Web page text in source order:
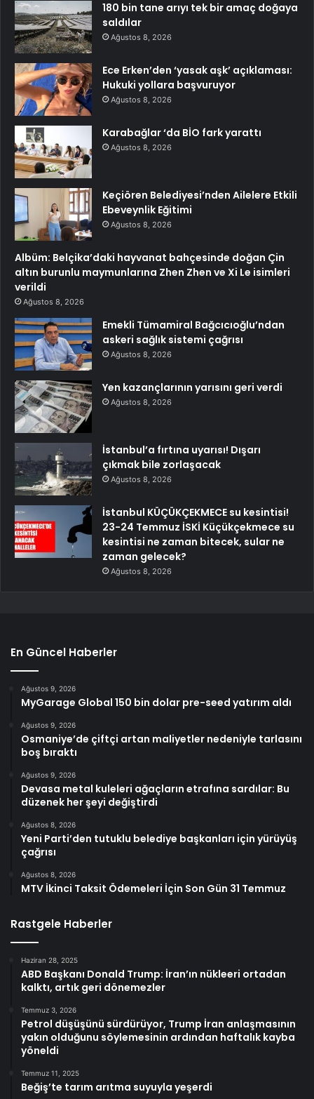
180 bin tane arıyı tek bir amaç doğaya
saldılar
Ağustos 8, 2026
Ece Erken’den ‘yasak aşk’ açıklaması:
Hukuki yollara başvuruyor
Ağustos 8, 2026
Karabağlar ‘da BİO fark yarattı
Ağustos 8, 2026
Keçiören Belediyesi’nden Ailelere Etkili
Ebeveynlik Eğitimi
Ağustos 8, 2026
Albüm: Belçika’daki hayvanat bahçesinde doğan Çin
altın burunlu maymunlarına Zhen Zhen ve Xi Le isimleri
verildi
Ağustos 8, 2026
Emekli Tümamiral Bağcıcıoğlu’ndan
askeri sağlık sistemi çağrısı
Ağustos 8, 2026
Yen kazançlarının yarısını geri verdi
Ağustos 8, 2026
İstanbul’a fırtına uyarısı! Dışarı
çıkmak bile zorlaşacak
Ağustos 8, 2026
İstanbul KÜÇÜKÇEKMECE su kesintisi!
23-24 Temmuz İSKİ Küçükçekmece su
kesintisi ne zaman bitecek, sular ne
zaman gelecek?
Ağustos 8, 2026
En Güncel Haberler
Ağustos 9, 2026
MyGarage Global 150 bin dolar pre-seed yatırım aldı
Ağustos 9, 2026
Osmaniye’de çiftçi artan maliyetler nedeniyle tarlasını
boş bıraktı
Ağustos 9, 2026
Devasa metal kuleleri ağaçların etrafına sardılar: Bu
düzenek her şeyi değiştirdi
Ağustos 8, 2026
Yeni Parti’den tutuklu belediye başkanları için yürüyüş
çağrısı
Ağustos 8, 2026
MTV İkinci Taksit Ödemeleri İçin Son Gün 31 Temmuz
Rastgele Haberler
Haziran 28, 2025
ABD Başkanı Donald Trump: İran’ın nükleeri ortadan
kalktı, artık geri dönemezler
Temmuz 3, 2026
Petrol düşüşünü sürdürüyor, Trump İran anlaşmasının
yakın olduğunu söylemesinin ardından haftalık kayba
yöneldi
Temmuz 11, 2025
Beğiş’te tarım arıtma suyuyla yeşerdi